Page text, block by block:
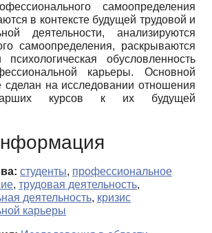
самоопределения
в контексте будущей трудовой и
деятельности, анализируются
самоопределения, раскрываются
обусловленность
карьеры. Основной
сделан на исследовании отношения
курсов к их будущей
студенты, профессиональное
, трудовая деятельность,
деятельность, кризис
карьеры